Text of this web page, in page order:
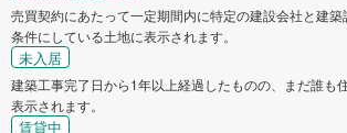
売買契約にあたって一定期間内に特定の建設会社と建
条件にしている土地に表示されます。
未入居
建築工事完了日から1年以上経過したものの、まだ誰も
表示されます。
賃貸中